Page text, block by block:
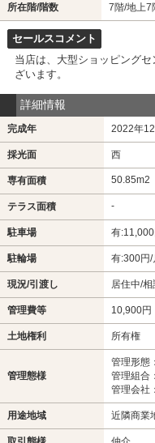
所在階/階数 7階/地上7
セールスコメント
当店は、大型ショッピング
ざいます。
詳細情報
完成年 2022年
採光面 西
専有面積 50.85m2
テラス面積 -
駐車場 有:11,000
駐輪場 有:300円/
現況/引渡し 居住中/相
管理費等 10,900円
土地権利 所有権
管理態様
管理形態
管理組合
管理会社
用途地域 近隣商業